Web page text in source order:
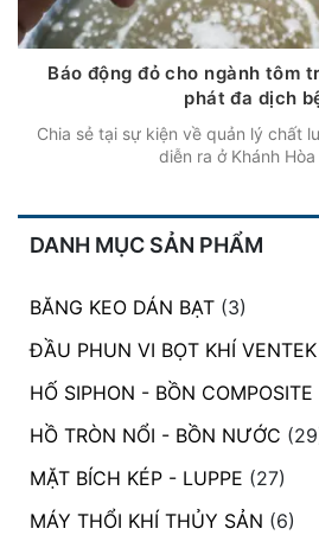
Báo động đỏ cho ngành tôm
phát đa dịch
Chia sẻ tại sự kiện về quản lý chất
diễn ra ở Khánh
DANH MỤC SẢN PHẨM
BĂNG KEO DÁN BẠT (3)
ĐẦU PHUN VI BỌT KHÍ VENTEK
HỐ SIPHON - BỒN COMPOSITE
HỒ TRÒN NỔI - BỒN NƯỚC
MẶT BÍCH KÉP - LUPPE (27)
MÁY THỔI KHÍ THỦY SẢN (6)